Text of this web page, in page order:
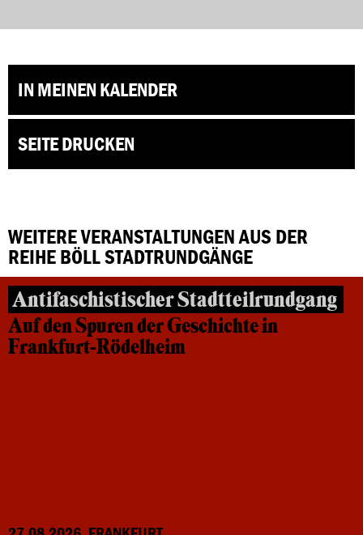
IN MEINEN KALENDER
SEITE DRUCKEN
WEITERE VERANSTALTUNGEN AUS DER
REIHE BÖLL STADTRUNDGÄNGE
Antifaschistischer Stadtteilrundgang
Auf den Spuren der Geschichte in
Frankfurt-Rödelheim